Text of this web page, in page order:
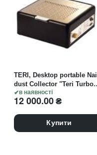
в наявності
TERI, Desktop portable Nail
dust Collector "Teri Turbo
M", Витяжка настільна,
чорна зі сталевою
12 000.00₴
Купити